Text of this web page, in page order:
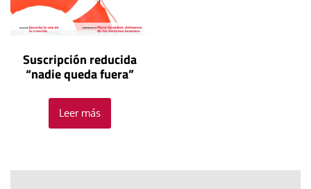
Suscripción reducida
“nadie queda fuera”
Leer más